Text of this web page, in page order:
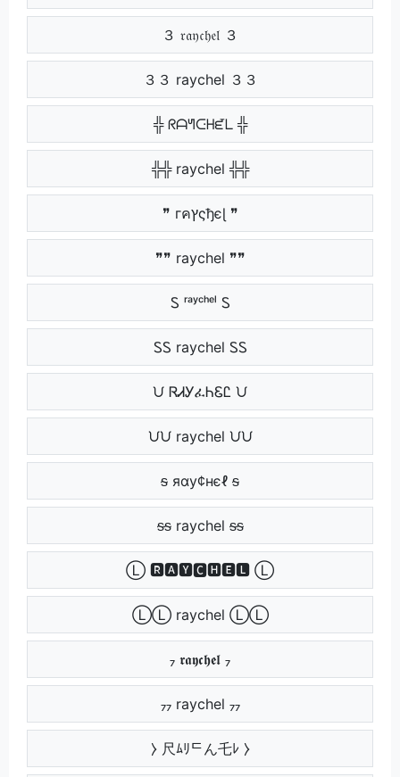
３ 𝔯𝔞𝔶𝔠𝔥𝔢𝔩 ３
３３ raychel ３３
╬ ᖇᗩᖻᑢᕼᘿᒪ ╬
╬╬ raychel ╬╬
❞ гคץςђєɭ ❞
❞❞ raychel ❞❞
Ꮪ ʳᵃʸᶜʰᵉˡ Ꮪ
ᏚᏚ raychel ᏚᏚ
ᙀ ᏒᏗᎩፈᏂᏋᏝ ᙀ
ᙀᙀ raychel ᙀᙀ
ᵴ яαу¢нєℓ ᵴ
ᵴᵴ raychel ᵴᵴ
Ⓛ 🆁🅰🆈🅲🅷🅴🅻 Ⓛ
ⓁⓁ raychel ⓁⓁ
₇ 𝖗𝖆𝖞𝖈𝖍𝖊𝖑 ₇
₇₇ raychel ₇₇
⧽ 尺ﾑﾘᄃん乇ﾚ ⧽